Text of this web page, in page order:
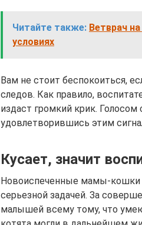
Читайте также: Ветврач
условиях
Вам не стоит беспокоиться,
следов. Как правило,
издаст громкий крик. Голосом
удовлетворившись этим
Кусает, значит
Новоиспеченные мамы-кошки
серьезной задачей. За
малышей всему тому, что